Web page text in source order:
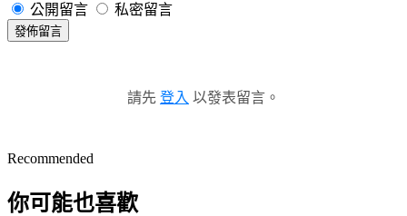
公開留言 私密留言
發佈留言
請先 登入 以發表留言。
Recommended
你可能也喜歡